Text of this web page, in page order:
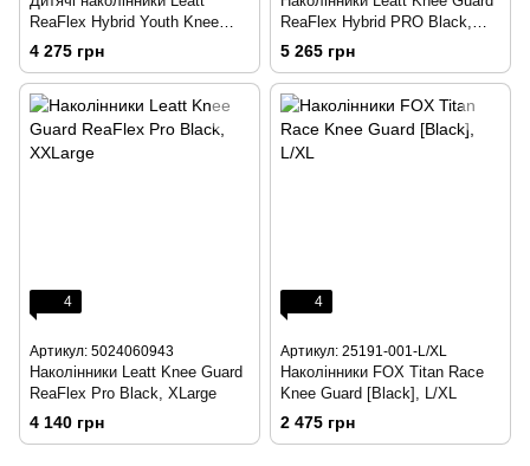
ReaFlex Hybrid Youth Knee
Guard [Black], One Size
4 275 грн
ReaFlex Hybrid PRO Black,
XLarge
5 265 грн
4
Артикул: 5024060943
Наколінники Leatt Knee Guard
ReaFlex Pro Black, XLarge
4 140 грн
4
Артикул: 25191-001-L/XL
Наколінники FOX Titan Race
Knee Guard [Black], L/XL
2 475 грн